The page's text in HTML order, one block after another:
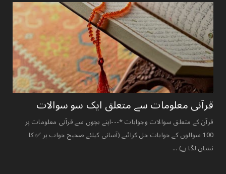
قرآنی ‏معلومات ‏سے ‏متعلق ‏ایک ‏سو ‏سوالات ‏
قرآن کے متعلق سوالات وجوابات *---اپنے بچوں سے قرآنی معلومات پر
100 سوالوں کے جوابات حل کرائیے (آسانی کیلئے صحیح جواب پر ✅ کا
نشان لگا ہے) ...